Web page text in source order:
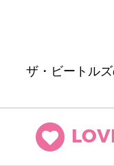
ザ・ビートル